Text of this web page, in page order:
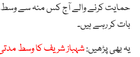
حمایت کرنے والے آج کس منہ سے وسط
بات کر رہے ہیں۔
یہ بھی پڑھیں:شہباز شریف کا وسط مدتی